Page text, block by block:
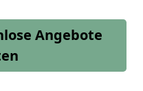
Angebote